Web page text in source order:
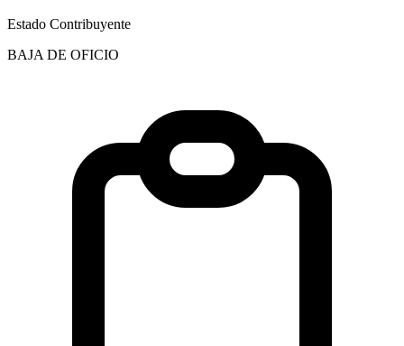
Estado Contribuyente
BAJA DE OFICIO